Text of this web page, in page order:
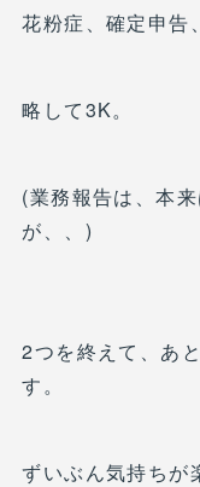
花粉症、確定申告
略して3K。
(業務報告は、本
が、、)
2つを終えて、あ
す。
ずいぶん気持ちが